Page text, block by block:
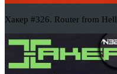
Хакер #326. Router from Hell